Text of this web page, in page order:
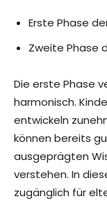
Erste Phase
Zweite Phase
Die erste Phase
harmonisch.
entwickeln
können bereits
ausgeprägten
verstehen. In
zugänglich für